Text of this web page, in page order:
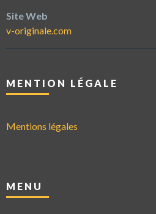
Site Web
v-originale.com
MENTION LÉGALE
Mentions légales
MENU